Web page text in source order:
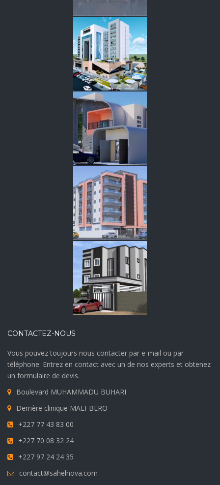
CONTACTEZ-NOUS
Vous pouvez toujours nous contacter par e-mail ou par
téléphone. Entrez en contact avec un de nos experts et obtenez
un formulaire de devis.
Boulevard MUHAMMADU BUHARI
Derrière clinique MALI-BERO
+227 77 43 83 00
+227 70 08 32 24
+227 97 24 24 35
contact@sahelnova.com